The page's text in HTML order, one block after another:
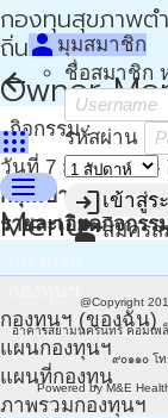
กองทุนสุขภาพต
ถิ่น - กปท
Owner
apps
person มุมสมาชิก
ชื่อสมาชิก
รหัสผ่าน
loginเข้าสู่ร
person_addสมัคร
menu
Menu
กองทุนฯ (ของฉัน)
แผนกองทุนฯ
แผนที่กองทุน
ภาพรวมกองทุนฯ
arrow_back
กิจกรรม :
วันที่ 7 ส.ค. 2569 -
กลุ่มเป้าหมาย0 คน
รายละเอียดกิจกรร
@Copyright
อาคารสยามนครินทร์ คอมเ
๙๐๑๑๐ โ
Powered byM&E